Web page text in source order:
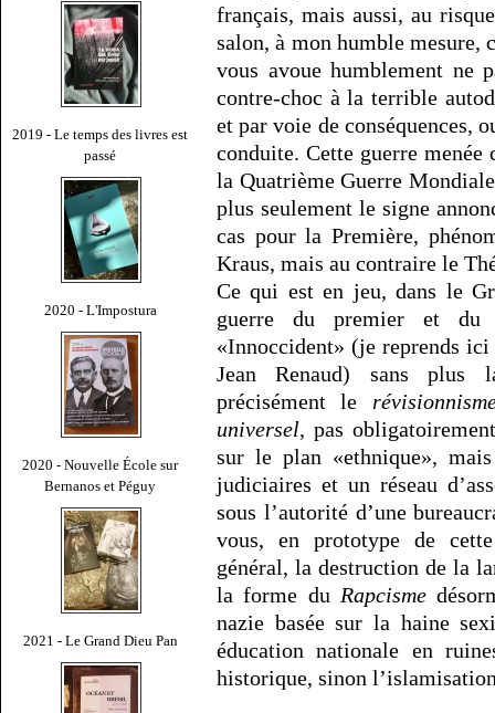
2019 - Le temps des livres est
passé
2020 - L'Impostura
2020 - Nouvelle École sur
Bernanos et Péguy
2021 - Le Grand Dieu Pan
français, mais aussi, au
salon, à mon humble mesure,
vous avoue humblement ne
contre-choc à la terrible
et par voie de conséquences,
conduite. Cette guerre
la Quatrième Guerre
plus seulement le signe
cas pour la Première,
Kraus, mais au contraire le
Ce qui est en jeu, dans le
guerre du premier et du
«Innoccident» (je reprends
Jean Renaud) sans plus
précisément le
universel, pas
sur le plan «ethnique»,
judiciaires et un réseau
sous l’autorité d’une
vous, en prototype de cette
général, la destruction de la
la forme du Rapcisme
nazie basée sur la haine
éducation nationale en
historique, sinon